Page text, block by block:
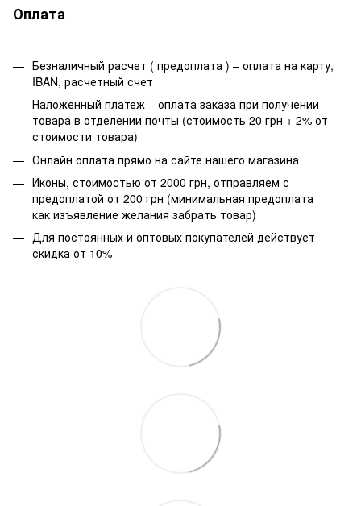
Оплата
Безналичный расчет ( предоплата ) – оплата на карту,
IBAN, расчетный счет
Наложенный платеж – оплата заказа при получении
товара в отделении почты (стоимость 20 грн + 2% от
стоимости товара)
Онлайн оплата прямо на сайте нашего магазина
Иконы, стоимостью от 2000 грн, отправляем с
предоплатой от 200 грн (минимальная предоплата
как изъявление желания забрать товар)
Для постоянных и оптовых покупателей действует
скидка от 10%